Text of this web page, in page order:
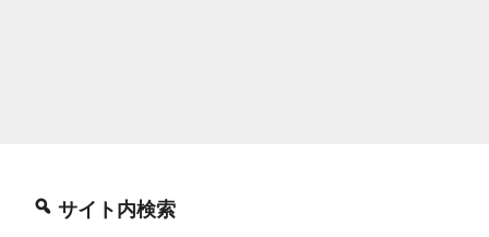
サイト内検索